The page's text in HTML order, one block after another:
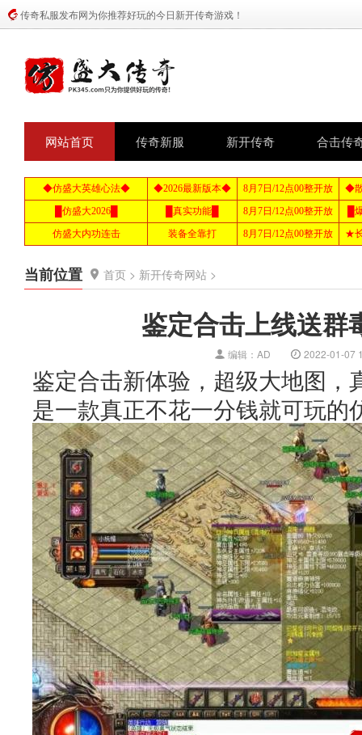
传奇私服发布网为你推荐好玩的今日新开传奇游戏！
网站首页 传奇新服 新开传奇 合击传
当前位置 首页 > 新开传奇网站 >
鉴定合击上线送群
编辑：AD 2022-01-07
鉴定合击新体验，超级大地图，
是一款真正不花一分钱就可玩的